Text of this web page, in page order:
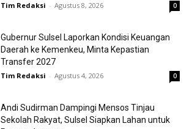
Tim Redaksi - Agustus 8, 2026 0
Gubernur Sulsel Laporkan Kondisi Keuangan
Daerah ke Kemenkeu, Minta Kepastian
Transfer 2027
Tim Redaksi - Agustus 4, 2026 0
Andi Sudirman Dampingi Mensos Tinjau
Sekolah Rakyat, Sulsel Siapkan Lahan untuk